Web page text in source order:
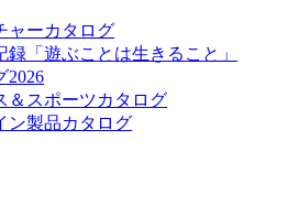
ャーカタログ
「遊ぶことは生きること」
2026
＆スポーツカタログ
ン製品カタログ